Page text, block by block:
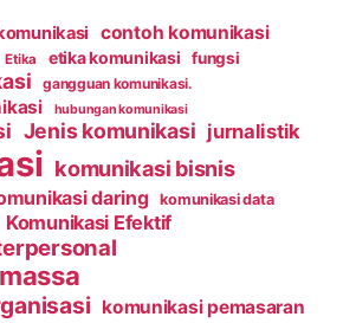
contoh komunikasi
Etika etika komunikasi fungsi
gangguan komunikasi.
hubungan komunikasi
Jenis komunikasi jurnalistik
komunikasi bisnis
daring komunikasi data
Komunikasi Efektif
komunikasi pemasaran